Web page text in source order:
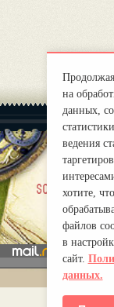
sobre
Продолжая
на
данных,
ведения
хотите,
файлов
в
сайт.
данных.